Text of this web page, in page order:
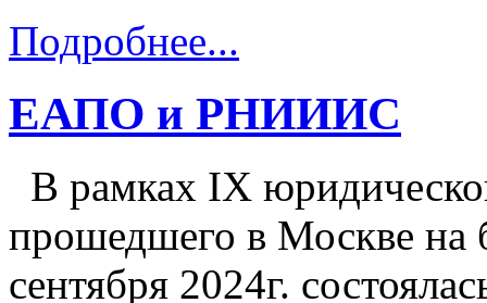
Подробнее...
ЕАПО и РНИИИС
В рамках IX
прошедшего в Москве
сентября 2024г.